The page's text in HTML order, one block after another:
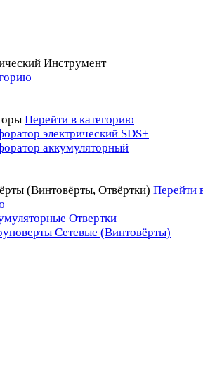
Инструмент
Перейти в категорию
электрический SDS+
аккумуляторный
(Винтовёрты, Отвёртки) Перейти
Отвертки
Сетевые (Винтовёрты)